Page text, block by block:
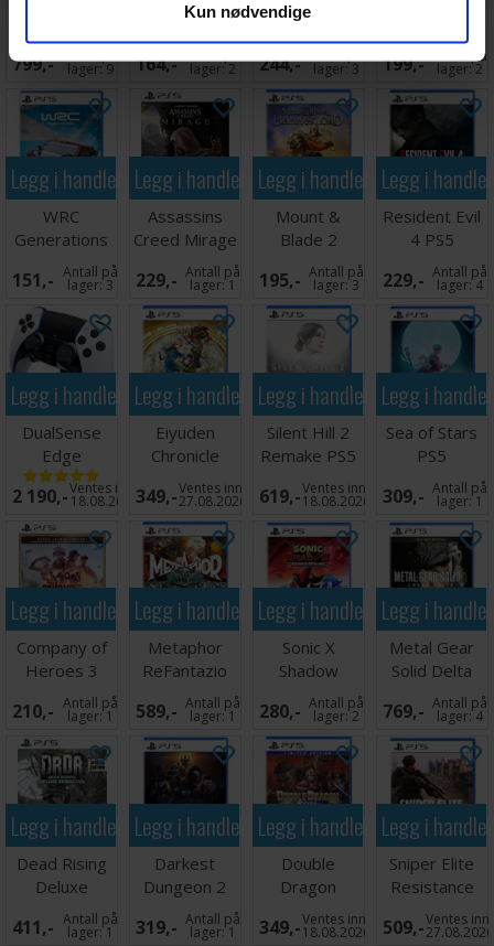
Kun nødvendige
Midnight Black
PS5
799,- lager:9 164,- lager:2
PS5
244,- lager:3 199,- Antall på
lager:2
Legg i handlekurven
WRC
Generations
PS5
151,- Antall på
lager:3
Legg i handlekurven
Assassins
Creed Mirage
PS5
229,- Antall på
lager:1
Legg i handlekurven
Mount &
Blade 2
Bannerlords
PS5
195,- Antall på
lager:3
Legg i
Resident Evil
4 PS5
229,- Antall på
lager:4
Legg i handlekurven
DualSense
Edge
Controller PS5
2 190,-Ventes inn
18.08.2026
Legg i handlekurven
Eiyuden
Chronicle
Hundred
Heroes PS5
349,-Ventes inn
27.08.2026
Legg i handlekurven
Silent Hill 2
Remake PS5
619,-Ventes inn
18.08.2026
Legg i
Sea of Stars
PS5
309,- Antall på
lager:1
Legg i handlekurven
Company of
Heroes 3
Console
Edition PS5
210,- Antall på
lager:1
Legg i handlekurven
Metaphor
ReFantazio
PS5
589,- Antall på
lager:1
Legg i handlekurven
Sonic X
Shadow
Generations
PS5
280,- Antall på
lager:2
Legg i
Metal Gear
Solid Delta
PS5
769,- Antall på
lager:4
Legg i handlekurven
Dead Rising
Deluxe
Remastered
PS5
411,- Antall på
lager:1
Legg i handlekurven
Darkest
Dungeon 2
PS5
319,- Antall på
lager:1
Legg i handlekurven
Double
Dragon
Revive PS5
349,-Ventes inn
18.08.2026
Legg i
Sniper Elite
Resistance
PS5
509,-Ventes inn
27.08.2026